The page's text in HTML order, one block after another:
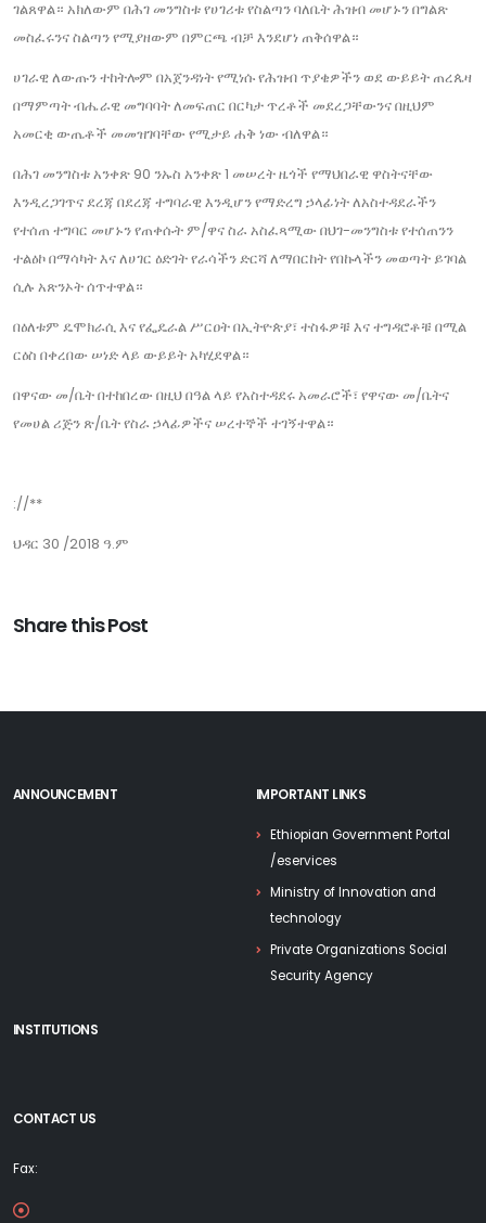
ገልጸዋል። አክለውም በሕገ መንግስቱ የሀገሪቱ የስልጣን ባለቤት ሕዝብ መሆኑን በግልጽ
መስፈሩንና ስልጣን የሚያዘውም በምርጫ ብቻ እንደሆነ ጠቅሰዋል።
ሀገራዊ ለውጡን ተከትሎም በአጀንዳነት የሚነሱ የሕዝብ ጥያቄዎችን ወደ ውይይት ጠረጴዛ
በማምጣት ብሔራዊ መግባባት ለመፍጠር በርካታ ጥረቶች መደረጋቸውንና በዚህም
አመርቂ ውጤቶች መመዝገባቸው የሚታይ ሐቅ ነው ብለዋል።
በሕገ መንግስቱ አንቀጽ 90 ንኡስ አንቀጽ 1 መሠረት ዜጎች የማህበራዊ ዋስትናቸው
እንዲረጋገጥና ደረጃ በደረጃ ተግባራዊ እንዲሆን የማድረግ ኃላፊነት ለአስተዳደራችን
የተሰጠ ተግባር መሆኑን የጠቀሱት ም/ዋና ስራ አስፈጻሚው በህገ-መንግስቱ የተሰጠንን
ተልዕኮ በማሳካት እና ለሀገር ዕድገት የራሳችን ድርሻ ለማበርከት የበኩላችን መወጣት ይገባል
ሲሉ አጽንኦት ሰጥተዋል።
በዕለቱም ዴሞክራሲ እና የፌዴራል ሥርዐት በኢትዮጵያ፣ ተስፋዎቹ እና ተግዳሮቶቹ በሚል
ርዕስ በቀረበው ሠነድ ላይ ውይይት አካሂደዋል።
በዋናው መ/ቤት በተከበረው በዚህ በዓል ላይ የአስተዳደሩ አመራሮች፣ የዋናው መ/ቤትና
የመሀል ሪጅን ጽ/ቤት የስራ ኃላፊዎችና ሠረተኞች ተገኝተዋል።
://**
ህዳር 30 /2018 ዓ.ም
Share this Post
ANNOUNCEMENT IMPORTANT LINKS
Ethiopian Government Portal
/eservices
Ministry of Innovation and
technology
Private Organizations Social
Security Agency
INSTITUTIONS
CONTACT US
Fax: